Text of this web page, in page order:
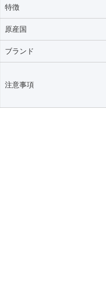
特徴
原産国
ブランド
注意事項